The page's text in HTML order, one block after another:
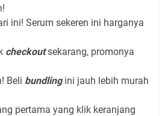
ini! Serum sekeren ini harganya
checkoutsekarang, promonya
Beli bundlingini jauh lebih murah
pertama yang klik keranjang